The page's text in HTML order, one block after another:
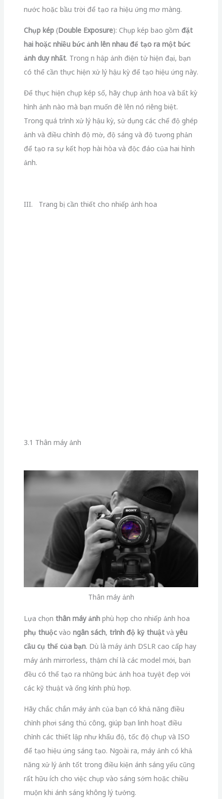
nước hoặc bầu trời để tạo ra hiệu ứng mơ màng.
Chụp kép(Double Exposure): Chụp kép bao gồm đặt
hai hoặc nhiều bức ảnh lên nhau để tạo ra một bức
ảnh duy nhất. Trong n hập ảnh điện tử hiện đại, bạn
có thể cần thực hiện xử lý hậu kỳ để tạo hiệu ứng này.
Để thực hiện chụp kép số, hãy chụp ảnh hoa và bất kỳ
hình ảnh nào mà bạn muốn đè lên nó riêng biệt.
Trong quá trình xử lý hậu kỳ, sử dụng các chế độ ghép
ảnh và điều chỉnh độ mờ, độ sáng và độ tương phản
để tạo ra sự kết hợp hài hòa và độc đáo của hai hình
ảnh.
III. Trang bị cần thiết cho nhiếp ảnh hoa
Thân máy ảnh
Lựa chọn thân máy ảnhphù hợp cho nhiếp ảnh hoa
phụ thuộcvàongân sách trình độ kỹ thuật
cầu cụ thể của bạn. Dù là máy ảnh DSLR cao cấp hay
máy ảnh mirrorless, thậm chí là các model mới, bạn
đều có thể tạo ra những bức ảnh hoa tuyệt đẹp với
các kỹ thuật và ống kính phù hợp.
Hãy chắc chắn máy ảnh của bạn có khả năng điều
chỉnh phơi sáng thủ công, giúp bạn linh hoạt điều
chỉnh các thiết lập như khẩu độ, tốc độ chụp và ISO
để tạo hiệu ứng sáng tạo. Ngoài ra, máy ảnh có khả
năng xử lý ảnh tốt trong điều kiện ánh sáng yếu cũng
rất hữu ích cho việc chụp vào sáng sớm hoặc chiều
muộn khi ánh sáng không lý tưởng.
3.2 Ống kính cho nhiếp ảnh hoa